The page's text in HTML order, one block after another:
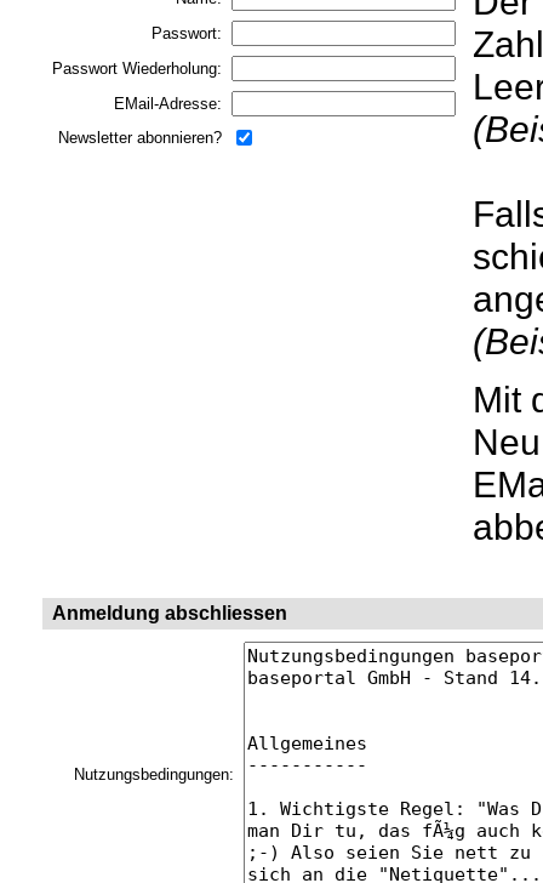
Passwort:
Passwort Wiederholung:
EMail-Adresse:
Newsletter abonnieren?
Mit
Anmeldung abschliessen
Nutzungsbedingungen: